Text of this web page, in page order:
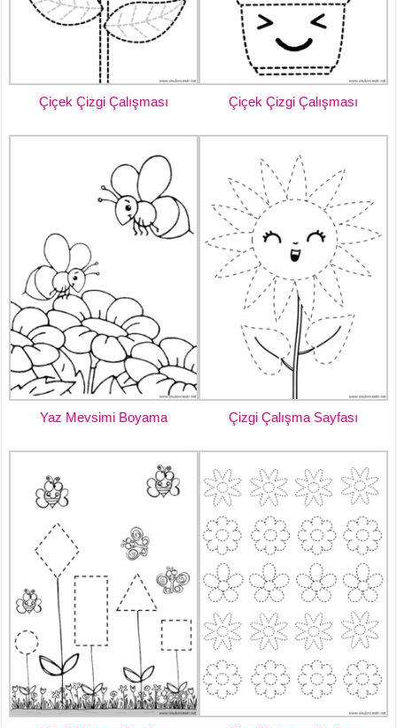
Çiçek Çizgi Çalışması Çiçek Çizgi Çalışması
Yaz Mevsimi Boyama Çizgi Çalışma Sayfası